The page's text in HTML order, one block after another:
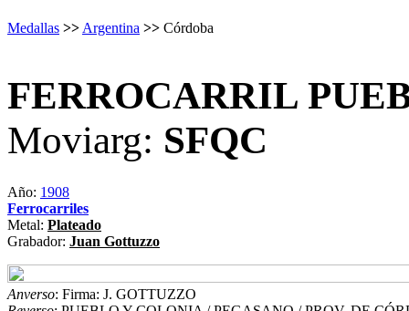
Medallas >> Argentina >> Córdoba
FERROCARRIL
Moviarg: SFQC
Año: 1908
Ferrocarriles
Metal: Plateado
Grabador: Juan Gottuzzo
Anverso: Firma: J. GOTTUZZO